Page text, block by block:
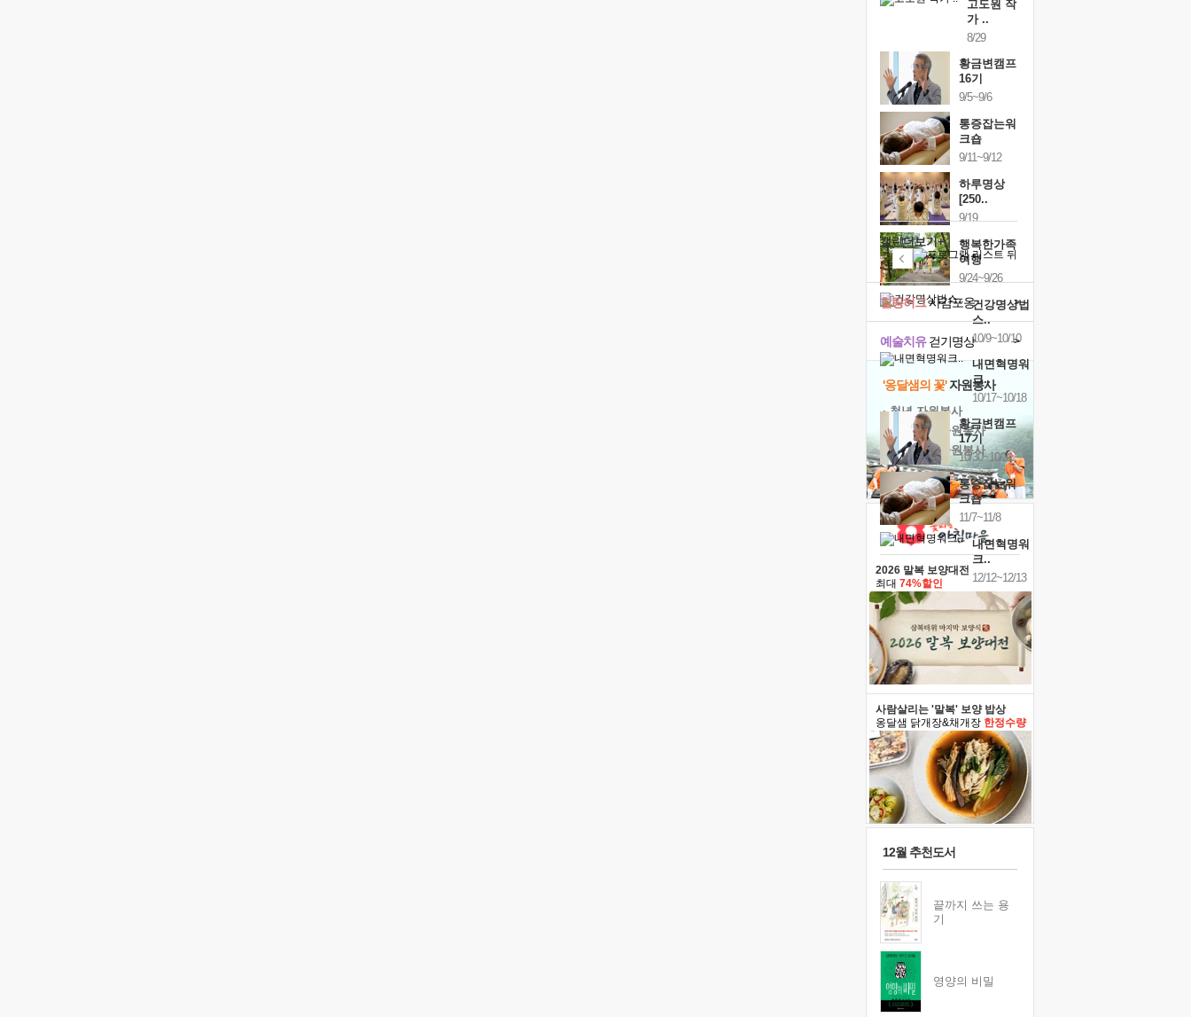
고도원 작
가 ..
8/29
황금변캠프
16기
9/5~9/6
통증잡는워
크숍
9/11~9/12
하루명상
[250..
9/19
행복한가족
여행
9/24~9/26
건강명상법
스..
10/9~10/10
내면혁명워
크..
10/17~10/18
황금변캠프
17기
10/30~10/31
통증잡는워
크숍
11/7~11/8
내면혁명워
크..
12/12~12/13
캘린더보기+
예술치유걷기명상 >
힐링허그사감포옹 >
'옹달샘의 꽃'자원봉사
· 청년 자원봉사
· 금빛청년 자원봉사
· 음식연구 자원봉사
2026 말복 보양대전
최대 74%할인
사람살리는 '말복' 보양 밥상
옹달샘 닭개장&채개장 한정수량
12월 추천도서
끝까지 쓰는 용
기
영양의 비밀